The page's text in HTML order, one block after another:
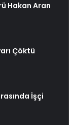
Hakan Aran
Çöktü
İşçi